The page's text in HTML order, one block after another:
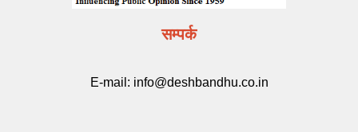
सम्पर्क
E-mail: info@deshbandhu.co.in